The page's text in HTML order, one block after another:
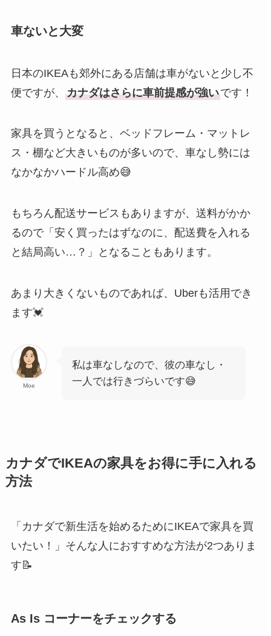
車ないと大変
日本のIKEAも郊外にある店舗は車がないと少し不
便ですが、 カナダはさらに車前提感が強いです！
家具を買うとなると、ベッドフレーム・マットレ
ス・棚など大きいものが多いので、車なし勢には
なかなかハードル高め😅
もちろん配送サービスもありますが、送料がかか
るので「安く買ったはずなのに、配送費を入れる
と結局高い…？」となることもあります。
あまり大きくないものであれば、Uberも活用でき
ます💓
Moe
私は車なしなので、彼の車なし・
一人では行きづらいです😅
カナダでIKEAの家具をお得に手に入れる
方法
「カナダで新生活を始めるためにIKEAで家具を買
いたい！」そんな人におすすめな方法が2つありま
す📝
As Is コーナーをチェックする